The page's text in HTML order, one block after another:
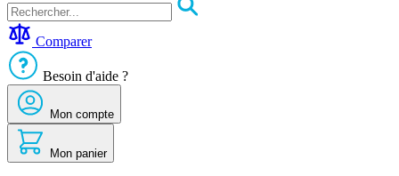
Visiophone
-
Sonnette
-
économie
d'énergie
Sécurité
Confort
de
Comparer
Besoin d'aide ?
Mon compte
Mon panier